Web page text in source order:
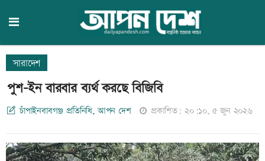
সারাদেশ
পুশ-ইন বারবার ব্যর্থ করছে বিজিবি
চাঁপাইনবাবগঞ্জ প্রতিনিধি, আপন দেশ প্রকাশিত: ২০:১০, ৫ জুন ২০২৬